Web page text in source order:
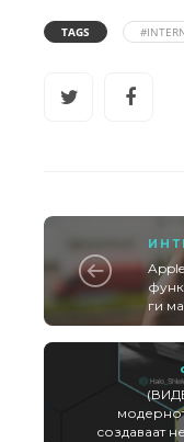
TAGS
ги
создаваат